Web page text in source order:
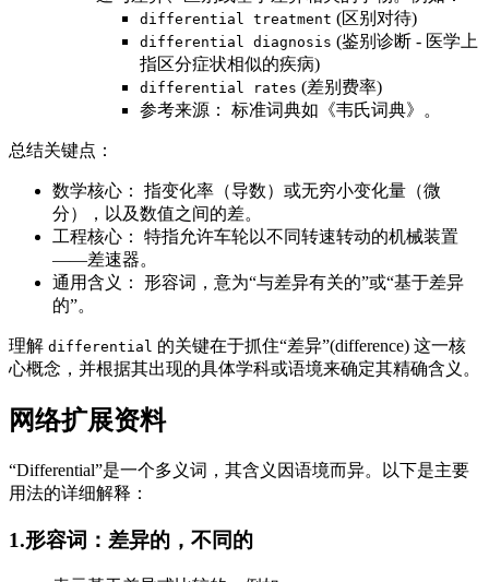
differential treatment (区别对待)
differential diagnosis (鉴别诊断 - 医学上
指区分症状相似的疾病)
differential rates (差别费率)
参考来源： 标准词典如《韦氏词典》。
总结关键点：
数学核心： 指变化率（导数）或无穷小变化量（微
分），以及数值之间的差。
工程核心： 特指允许车轮以不同转速转动的机械装置
——差速器。
通用含义： 形容词，意为“与差异有关的”或“基于差异
的”。
理解 differential 的关键在于抓住“差异”(difference) 这一核
心概念，并根据其出现的具体学科或语境来确定其精确含义。
网络扩展资料
“Differential”是一个多义词，其含义因语境而异。以下是主要
用法的详细解释：
1.形容词：差异的，不同的